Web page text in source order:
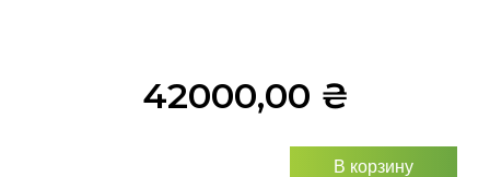
42000,00 ₴
В корзину